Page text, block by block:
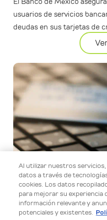
usuarios de servicios
deudas en sus tarjetas de
Calcula tu préstamo
segura
Usa nuestro simulador
préstamo personal, elegir el
adapte a ti y conocer una
Al utilizar nuestros
datos a través de
cookies. Los datos
para mejorar su experiencia
información relevante y
potenciales y existentes.